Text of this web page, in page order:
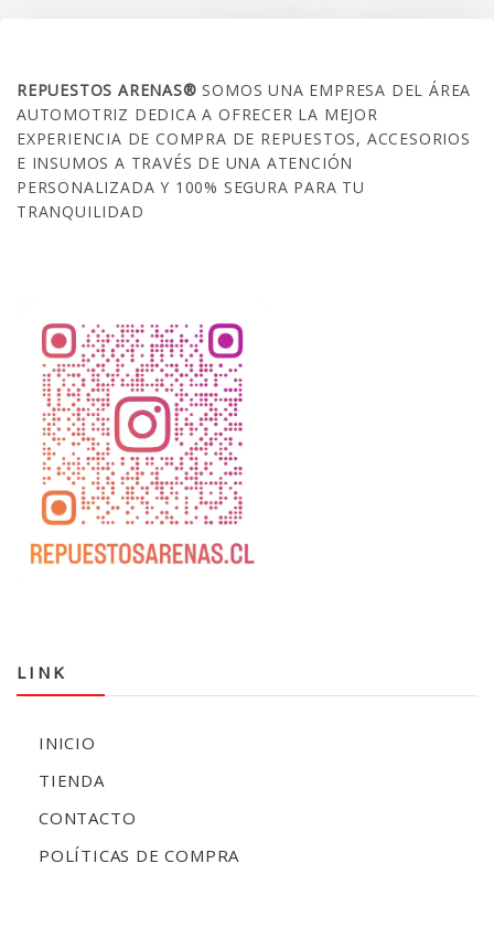
REPUESTOS ARENAS®SOMOS UNA EMPRESA DEL ÁREA
AUTOMOTRIZ DEDICA A OFRECER LA MEJOR
EXPERIENCIA DE COMPRA DE REPUESTOS, ACCESORIOS
E INSUMOS A TRAVÉS DE UNA ATENCIÓN
PERSONALIZADA Y 100% SEGURA PARA TU
TRANQUILIDAD
LINK
INICIO
TIENDA
CONTACTO
POLÍTICAS DE COMPRA